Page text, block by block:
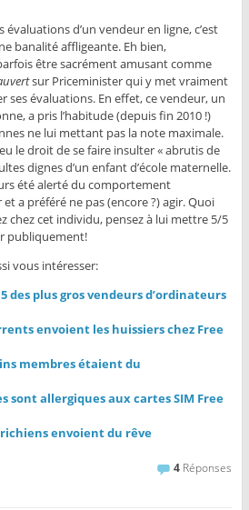
évaluations d’un vendeur en ligne, c’est
banalité affligeante. Eh bien,
être sacrément amusant comme
sur Priceminister qui y met vraiment
ses évaluations. En effet, ce vendeur, un
a pris l’habitude (depuis fin 2010 !)
ne lui mettant pas la note maximale.
le droit de se faire insulter « abrutis de
dignes d’un enfant d’école maternelle.
été alerté du comportement
a préféré ne pas (encore ?) agir. Quoi
chez cet individu, pensez à lui mettre 5/5
publiquement!
vous intéresser:
des plus gros vendeurs d’ordinateurs
envoient les huissiers chez Free
membres étaient du
sont allergiques aux cartes SIM Free
envoient du rêve
4 Réponses